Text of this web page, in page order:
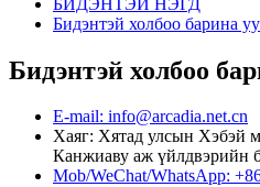
Бидэнтэй холбоо барина уу
Бидэнтэй холбоо
E-mail: info@arcadia.net.cn
Хаяг: Хятад улсын Хэбэй
Канжиаву аж үйлдвэрийн
Mob/WeChat/WhatsApp: